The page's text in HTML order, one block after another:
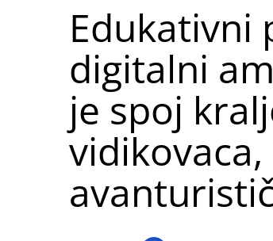
Edukativni
digitalni
je spoj